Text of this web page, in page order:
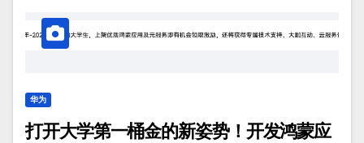
华为
打开大学第一桶金的新姿势！开发鸿蒙应